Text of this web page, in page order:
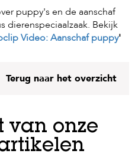
puppy's en de aanschaf
dierenspeciaalzaak. Bekijk
Video: Aanschaf puppy'
Terug naar het overzicht
van onze